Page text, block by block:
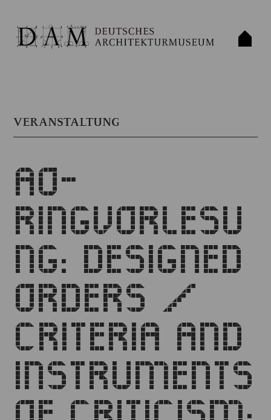
VERANSTALTUNG
AO-
RINGVORLESU
NG: DESIGNED
ORDERS /
CRITERIA AND
INSTRUMENTS